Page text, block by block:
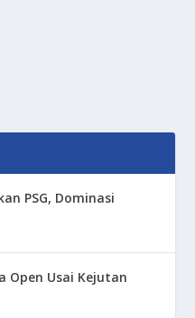
PSG, Dominasi
Open Usai Kejutan